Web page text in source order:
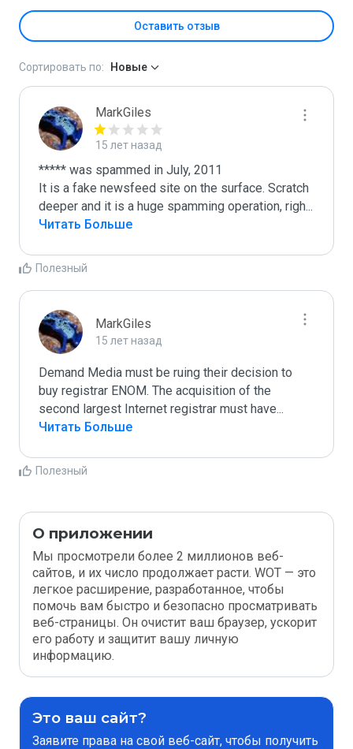
Оставить отзыв
Сортировать по: Новые
MarkGiles
15 лет назад
***** was spammed in July, 2011
It is a fake newsfeed site on the surface. Scratch
deeper and it is a huge spamming operation, righ...
Читать Больше
Полезный
MarkGiles
15 лет назад
Demand Media must be ruing their decision to
buy registrar ENOM. The acquisition of the
second largest Internet registrar must have...
Читать Больше
Полезный
О приложении
Мы просмотрели более 2 миллионов веб-
сайтов, и их число продолжает расти. WOT — это
легкое расширение, разработанное, чтобы
помочь вам быстро и безопасно просматривать
веб-страницы. Он очистит ваш браузер, ускорит
его работу и защитит вашу личную
информацию.
Это ваш сайт?
Заявите права на свой веб-сайт, чтобы получить